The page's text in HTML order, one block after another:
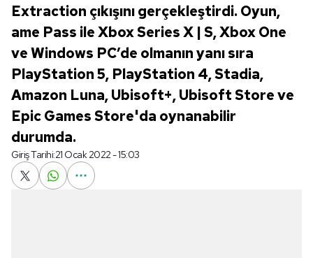
Extraction çıkışını gerçekleştirdi. Oyun,
ame Pass ile Xbox Series X | S, Xbox One
ve Windows PC’de olmanın yanı sıra
PlayStation 5, PlayStation 4, Stadia,
Amazon Luna, Ubisoft+, Ubisoft Store ve
Epic Games Store'da oynanabilir
durumda.
Giriş Tarihi:21 Ocak 2022 - 15:03